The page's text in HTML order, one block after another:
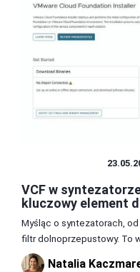
VCF w
kluczowy element
Myśląc o syntezatorach, od
filtr dolnoprzepustowy. To
Natalia